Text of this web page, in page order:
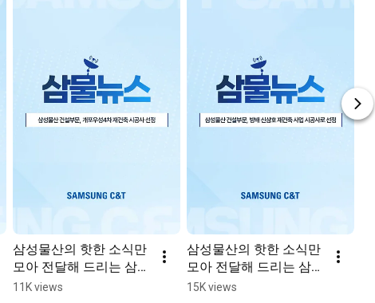
삼성물산의 핫한 소식만
모아 전달해 드리는 삼물
뉴스🎙️
11K views
삼성물산의 핫한 소식만
모아 전달해 드리는 삼물
뉴스🎙️
15K views